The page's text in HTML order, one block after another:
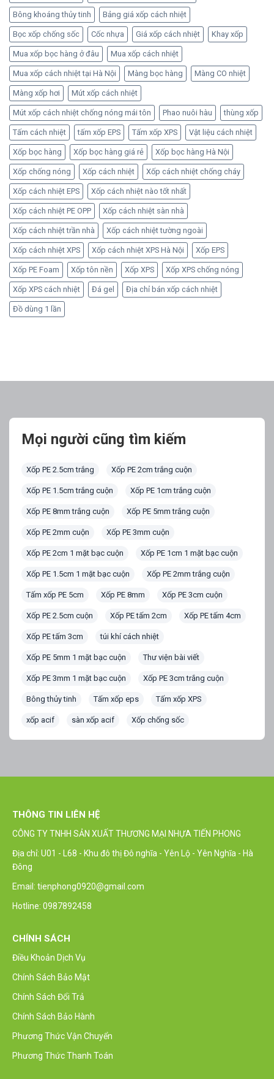
Bông khoáng thủy tinh Bảng giá xốp cách nhiệt
Bọc xốp chống sốc Cốc nhựa Giá xốp cách nhiệt Khay xốp
Mua xốp bọc hàng ở đâu Mua xốp cách nhiệt
Mua xốp cách nhiệt tại Hà Nội Màng bọc hàng Màng CO nhiệt
Màng xốp hơi Mút xốp cách nhiệt
Mút xốp cách nhiệt chống nóng mái tôn Phao nuôi hàu thùng xốp
Tấm cách nhiệt tấm xốp EPS Tấm xốp XPS Vật liệu cách nhiệt
Xốp bọc hàng Xốp bọc hàng giá rẻ Xốp bọc hàng Hà Nội
Xốp chống nóng Xốp cách nhiệt Xốp cách nhiệt chống cháy
Xốp cách nhiệt EPS Xốp cách nhiệt nào tốt nhất
Xốp cách nhiệt PE OPP Xốp cách nhiệt sàn nhà
Xốp cách nhiệt trần nhà Xốp cách nhiệt tường ngoài
Xốp cách nhiệt XPS Xốp cách nhiệt XPS Hà Nội Xốp EPS
Xốp PE Foam Xốp tôn nền Xốp XPS Xốp XPS chống nóng
Xốp XPS cách nhiệt Đá gel Địa chỉ bán xốp cách nhiệt
Đồ dùng 1 lần
Mọi người cũng tìm kiếm
Xốp PE 2.5cm trắng Xốp PE 2cm trắng cuộn
Xốp PE 1.5cm trắng cuộn Xốp PE 1cm trắng cuộn
Xốp PE 8mm trắng cuộn Xốp PE 5mm trắng cuộn
Xốp PE 2mm cuộn Xốp PE 3mm cuộn
Xốp PE 2cm 1 mặt bạc cuộn Xốp PE 1cm 1 mặt bạc cuộn
Xốp PE 1.5cm 1 mặt bạc cuộn Xốp PE 2mm trắng cuộn
Tấm xốp PE 5cm Xốp PE 8mm Xốp PE 3cm cuộn
Xốp PE 2.5cm cuộn Xốp PE tấm 2cm Xốp PE tấm 4cm
Xốp PE tấm 3cm túi khí cách nhiệt
Xốp PE 5mm 1 mặt bạc cuộn Thư viện bài viết
Xốp PE 3mm 1 mặt bạc cuộn Xốp PE 3cm trắng cuộn
Bông thủy tinh Tấm xốp eps Tấm xốp XPS
xốp acif sàn xốp acif Xốp chống sốc
THÔNG TIN LIÊN HỆ
CÔNG TY TNHH SẢN XUẤT THƯƠNG MẠI NHỰA TIẾN PHONG
Địa chỉ: U01 - L68 - Khu đô thị Đô nghĩa - Yên Lộ - Yên Nghĩa - Hà
Đông
Email: tienphong0920@gmail.com
Hotline: 0987892458
CHÍNH SÁCH
Điều Khoản Dịch Vụ
Chính Sách Bảo Mật
Chính Sách Đổi Trả
Chính Sách Bảo Hành
Phương Thức Vận Chuyển
Phương Thức Thanh Toán